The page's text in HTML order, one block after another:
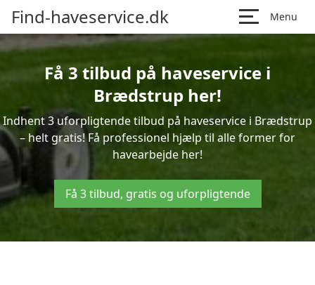
Find-haveservice.dk Menu
Få 3 tilbud på haveservice i
Brædstrup her!
Indhent 3 uforpligtende tilbud på haveservice i Brædstrup
– helt gratis! Få professionel hjælp til alle former for
havearbejde her!
Få 3 tilbud, gratis og uforpligtende